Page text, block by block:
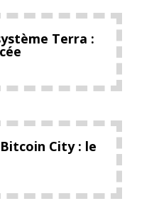
Terra :
City : le